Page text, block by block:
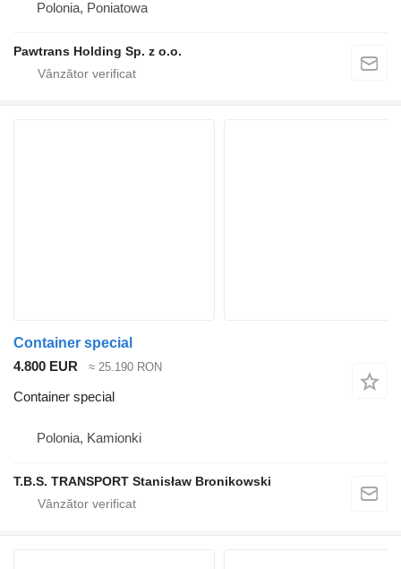
Polonia, Poniatowa
Pawtrans Holding Sp. z o.o.
Container special
4.800 EUR
≈ 25.190 RON
Container special
Polonia, Kamionki
T.B.S. TRANSPORT Stanisław Bronikowski